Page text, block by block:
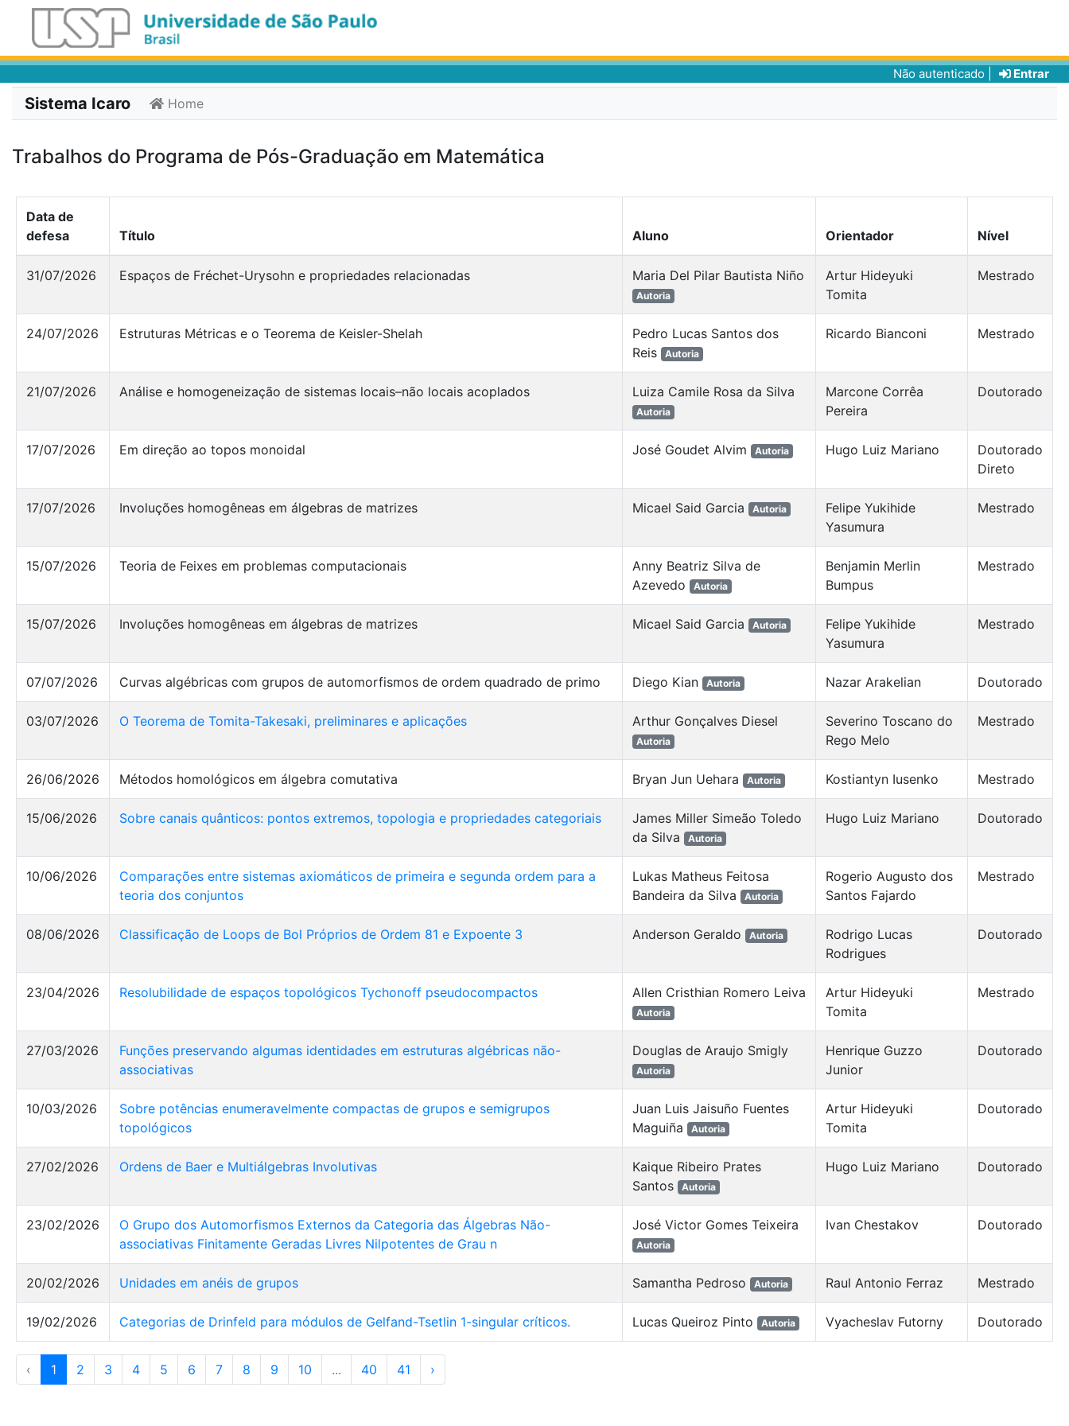
Não autenticado | Entrar
Sistema Icaro Home
Trabalhos do Programa de Pós-Graduação em Matemática
Data de
defesa
Título Aluno Orientador Nível
31/07/2026 Espaços de Fréchet-Urysohn e propriedades relacionadas Maria Del Pilar Bautista Niño
Autoria
Artur Hideyuki
Tomita
Mestrado
24/07/2026 Estruturas Métricas e o Teorema de Keisler-Shelah
Pedro Lucas Santos dos
Reis
Autoria
Ricardo Bianconi Mestrado
21/07/2026 Análise e homogeneização de sistemas locais–não locais acoplados Luiza Camile Rosa da Silva
Autoria
Marcone Corrêa
Pereira
Doutorado
17/07/2026 Em direção ao topos monoidal José Goudet Alvim Autoria Hugo Luiz Mariano
Doutorado
Direto
17/07/2026 Involuções homogêneas em álgebras de matrizes Micael Said Garcia Autoria
Felipe Yukihide
Yasumura
Mestrado
15/07/2026 Teoria de Feixes em problemas computacionais
Anny Beatriz Silva de
Azevedo
Autoria
Benjamin Merlin
Bumpus
Mestrado
15/07/2026 Involuções homogêneas em álgebras de matrizes Micael Said Garcia Autoria
Felipe Yukihide
Yasumura
Mestrado
07/07/2026 Curvas algébricas com grupos de automorfismos de ordem quadrado de primo Diego Kian Autoria Nazar Arakelian Doutorado
03/07/2026 O Teorema de Tomita-Takesaki, preliminares e aplicações Arthur Gonçalves Diesel
Autoria
Severino Toscano do
Rego Melo
Mestrado
26/06/2026 Métodos homológicos em álgebra comutativa Bryan Jun Uehara Autoria Kostiantyn Iusenko Mestrado
15/06/2026 Sobre canais quânticos: pontos extremos, topologia e propriedades categoriais
James Miller Simeão Toledo
da Silva
Autoria
Hugo Luiz Mariano Doutorado
10/06/2026
Comparações entre sistemas axiomáticos de primeira e segunda ordem para a
teoria dos conjuntos
Lukas Matheus Feitosa
Bandeira da Silva
Autoria
Rogerio Augusto dos
Santos Fajardo
Mestrado
08/06/2026 Classificação de Loops de Bol Próprios de Ordem 81 e Expoente 3 Anderson Geraldo Autoria
Rodrigo Lucas
Rodrigues
Doutorado
23/04/2026 Resolubilidade de espaços topológicos Tychonoff pseudocompactos Allen Cristhian Romero Leiva
Autoria
Artur Hideyuki
Tomita
Mestrado
27/03/2026
Funções preservando algumas identidades em estruturas algébricas não-
associativas
Douglas de Araujo Smigly
Autoria
Henrique Guzzo
Junior
Doutorado
10/03/2026
Sobre potências enumeravelmente compactas de grupos e semigrupos
topológicos
Juan Luis Jaisuño Fuentes
Maguiña
Autoria
Artur Hideyuki
Tomita
Doutorado
27/02/2026 Ordens de Baer e Multiálgebras Involutivas
Kaique Ribeiro Prates
Santos
Autoria
Hugo Luiz Mariano Doutorado
23/02/2026
O Grupo dos Automorfismos Externos da Categoria das Álgebras Não-
associativas Finitamente Geradas Livres Nilpotentes de Grau n
José Victor Gomes Teixeira
Autoria
Ivan Chestakov Doutorado
20/02/2026 Unidades em anéis de grupos Samantha Pedroso Autoria Raul Antonio Ferraz Mestrado
19/02/2026 Categorias de Drinfeld para módulos de Gelfand-Tsetlin 1-singular críticos. Lucas Queiroz Pinto Autoria Vyacheslav Futorny Doutorado
‹ 1 2 3 4 5 6 7 8 9 10 ... 40 41 ›